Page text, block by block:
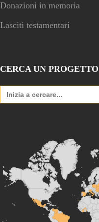
Donazioni in memoria
Lasciti testamentari
CERCA UN PROGETTO
Search
for: